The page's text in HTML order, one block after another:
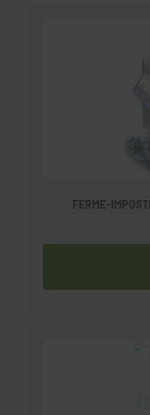
FERME-